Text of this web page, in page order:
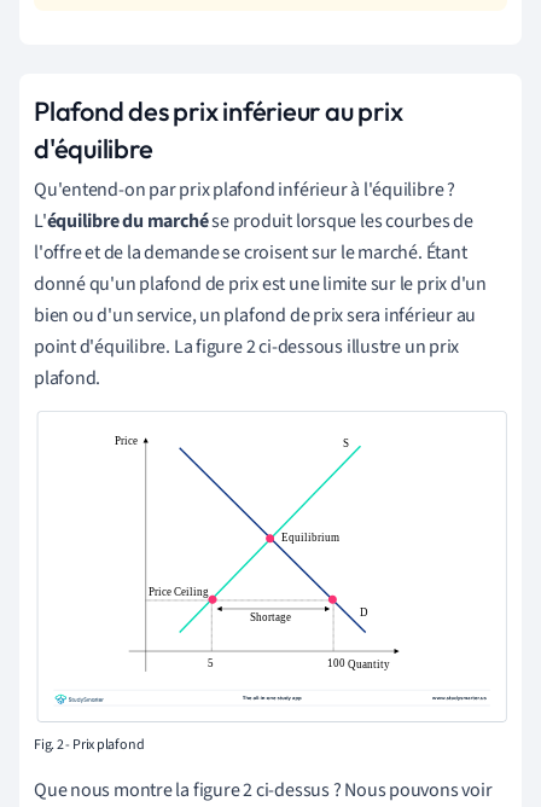
Plafond des prix inférieur au prix
d'équilibre
Qu'entend-on par prix plafond inférieur à l'équilibre ?
L'équilibre du marchése produit lorsque les courbes de
l'offre et de la demande se croisent sur le marché. Étant
donné qu'un plafond de prix est une limite sur le prix d'un
bien ou d'un service, un plafond de prix sera inférieur au
point d'équilibre. La figure 2 ci-dessous illustre un prix
plafond.
Fig. 2 - Prix plafond
Que nous montre la figure 2 ci-dessus ? Nous pouvons voir